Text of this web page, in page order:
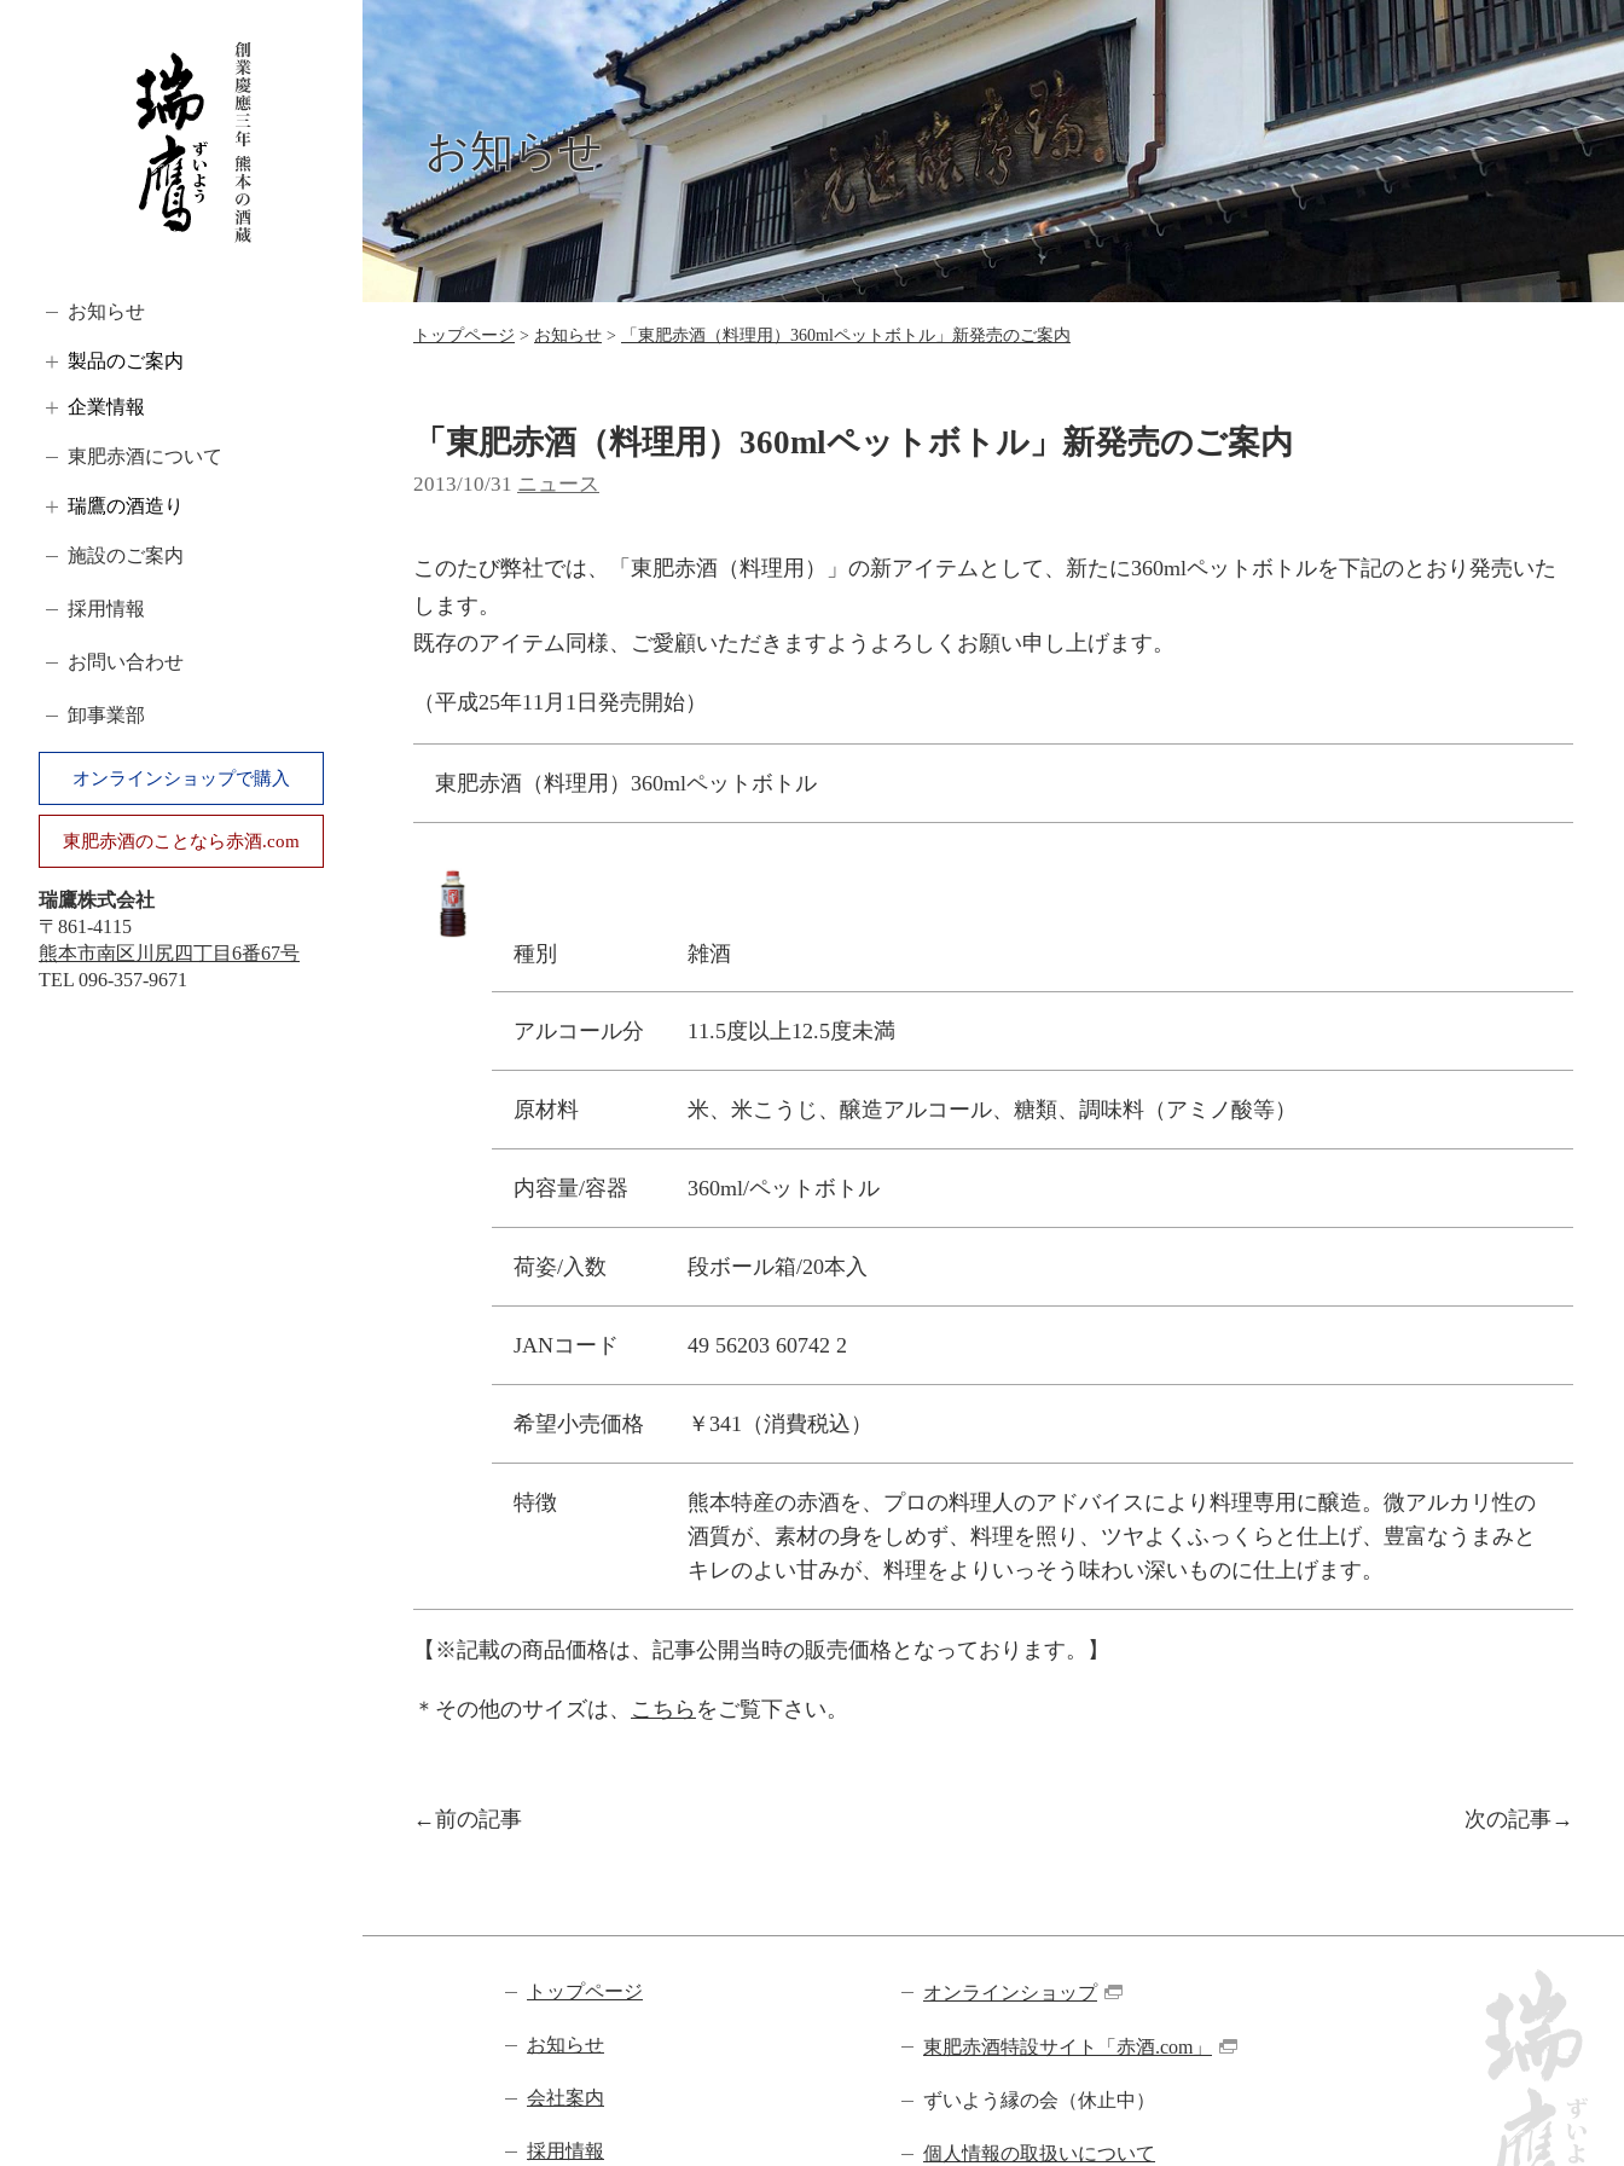
お知らせ
製品のご案内
企業情報
東肥赤酒について
瑞鷹の酒造り
施設のご案内
採用情報
お問い合わせ
卸事業部
オンラインショップで購入
東肥赤酒のことなら赤酒.com
瑞鷹株式会社
〒861-4115
熊本市南区川尻四丁目6番67号
TEL 096-357-9671
お知らせ
トップページ お知らせ 「東肥赤酒（料理用）360mlペットボトル」新発売のご案内
「東肥赤酒（料理用）360mlペットボトル」新発売のご案内
2013/10/31 カ
ゴ
ニュース
このたび弊社では、「東肥赤酒（料理用）」の新アイテムとして、新たに360mlペットボトルを下記のとおり発売いた
します。
既存のアイテム同様、ご愛顧いただきますようよろしくお願い申し上げます。
（平成25年11月1日発売開始）
東肥赤酒（料理用）360mlペットボトル
種別 雑酒
アルコール分 11.5度以上12.5度未満
原材料 米、米こうじ、醸造アルコール、糖類、調味料（アミノ酸等）
内容量/容器 360ml/ペットボトル
荷姿/入数 段ボール箱/20本入
JANコード 49 56203 60742 2
希望小売価格 ￥341（消費税込）
特徴
熊本特産の赤酒を、プロの料理人のアドバイスにより料理専用に醸造。微アルカリ性の
酒質が、素材の身をしめず、料理を照り、ツヤよくふっくらと仕上げ、豊富なうまみと
キレのよい甘みが、料理をよりいっそう味わい深いものに仕上げます。
【※記載の商品価格は、記事公開当時の販売価格となっております。】
＊その他のサイズは、 こちら をご覧下さい。
投稿ナビゲーション
前の記事 次の記事
トップページ
お知らせ
会社案内
採用情報
オンラインショップ
東肥赤酒特設サイト「赤酒.com」
ずいよう縁の会（休止中）
個人情報の取扱いについて